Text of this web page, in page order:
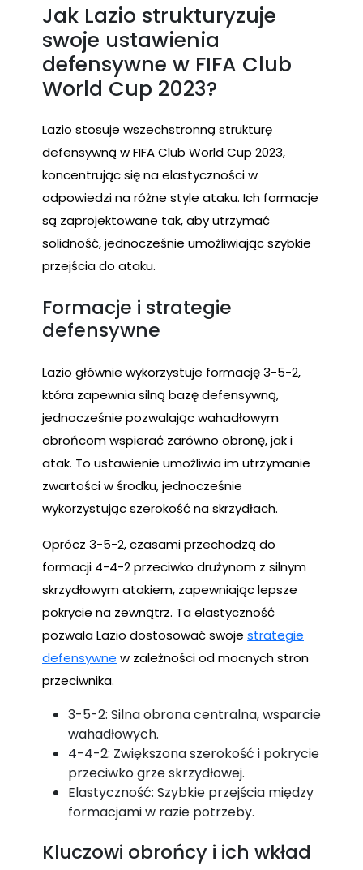
Jak Lazio strukturyzuje
swoje ustawienia
defensywne w FIFA Club
World Cup 2023?
Lazio stosuje wszechstronną strukturę
defensywną w FIFA Club World Cup 2023,
koncentrując się na elastyczności w
odpowiedzi na różne style ataku. Ich formacje
są zaprojektowane tak, aby utrzymać
solidność, jednocześnie umożliwiając szybkie
przejścia do ataku.
Formacje i strategie
defensywne
Lazio głównie wykorzystuje formację 3-5-2,
która zapewnia silną bazę defensywną,
jednocześnie pozwalając wahadłowym
obrońcom wspierać zarówno obronę, jak i
atak. To ustawienie umożliwia im utrzymanie
zwartości w środku, jednocześnie
wykorzystując szerokość na skrzydłach.
Oprócz 3-5-2, czasami przechodzą do
formacji 4-4-2 przeciwko drużynom z silnym
skrzydłowym atakiem, zapewniając lepsze
pokrycie na zewnątrz. Ta elastyczność
pozwala Lazio dostosować swoje strategie
defensywne w zależności od mocnych stron
przeciwnika.
3-5-2: Silna obrona centralna, wsparcie
wahadłowych.
4-4-2: Zwiększona szerokość i pokrycie
przeciwko grze skrzydłowej.
Elastyczność: Szybkie przejścia między
formacjami w razie potrzeby.
Kluczowi obrońcy i ich wkład